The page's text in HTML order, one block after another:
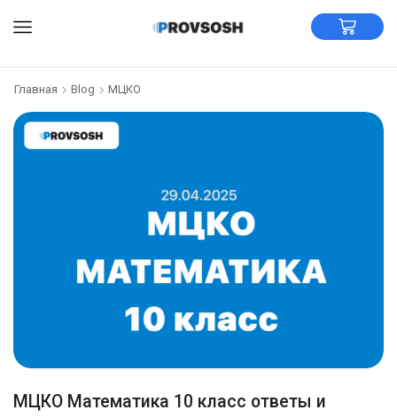
Главная Blog МЦКО
МЦКО Математика 10 класс ответы и